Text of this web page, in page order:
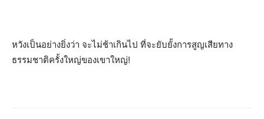
หวังเป็นอย่างยิ่งว่า จะไม่ช้าเกินไป ที่จะยับยั้งการสูญเสียทาง
ธรรมชาติครั้งใหญ่ของเขาใหญ่!